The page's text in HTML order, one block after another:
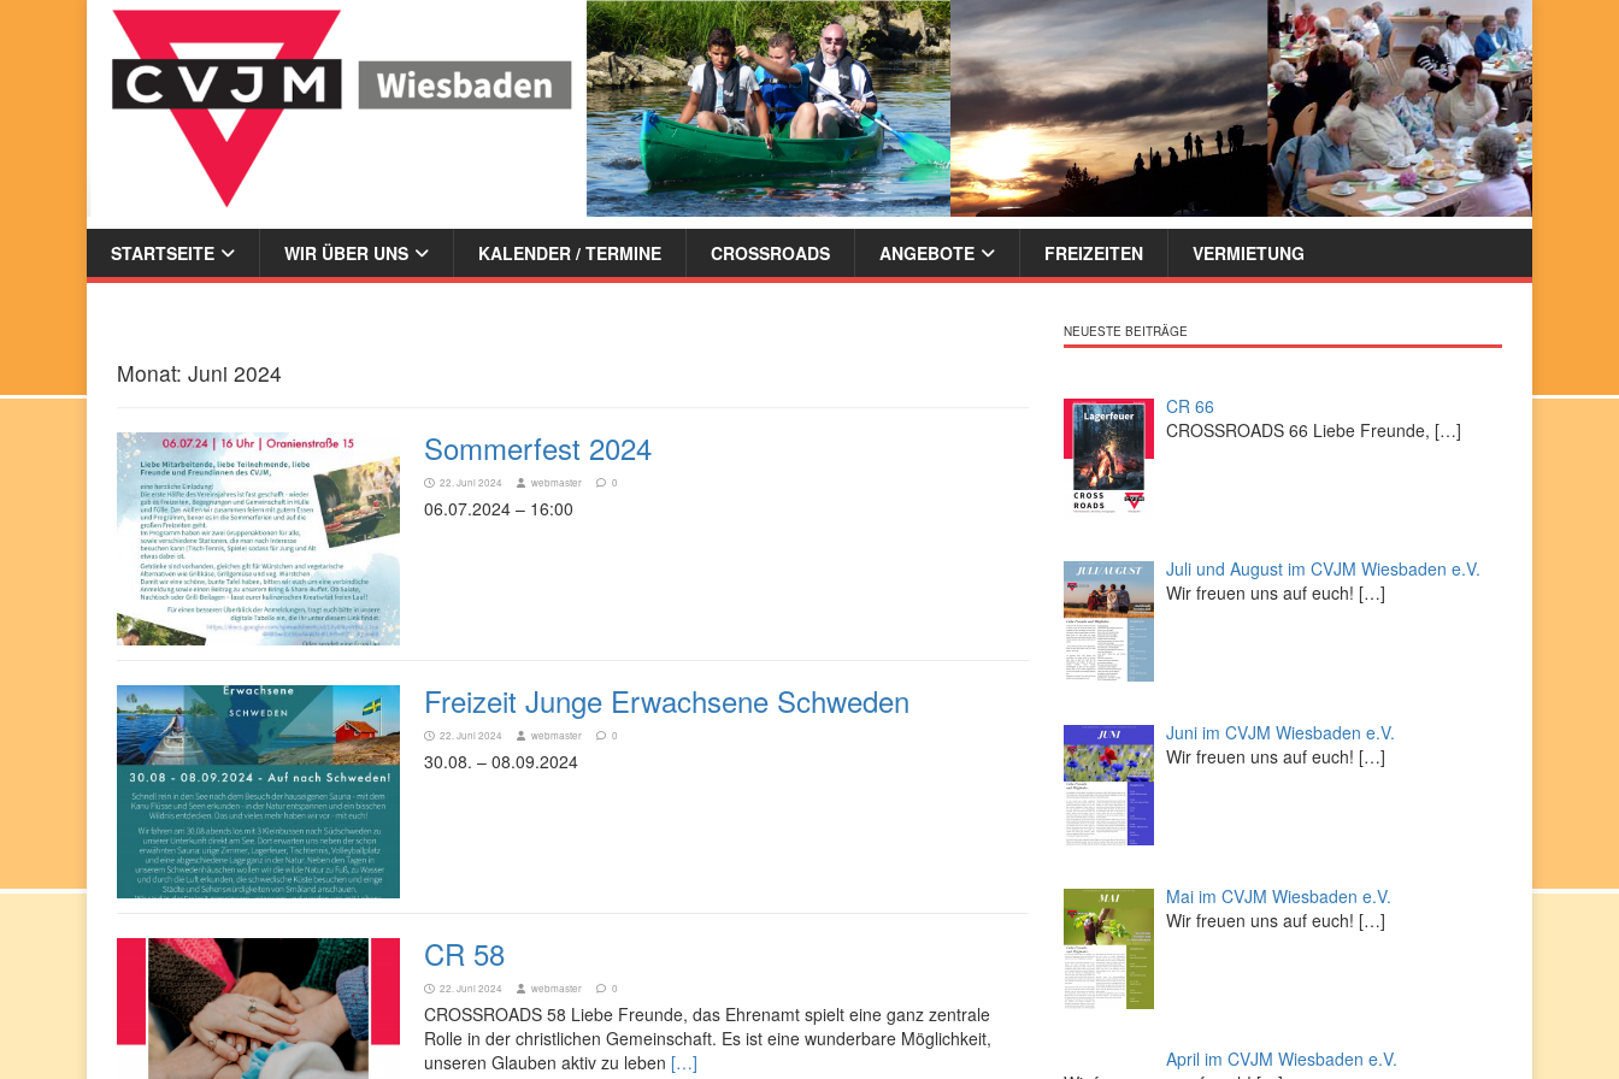
STARTSEITE WIR ÜBER UNS KALENDER / TERMINE CROSSROADS ANGEBOTE FREIZEITEN VERMIETUNG
Monat: Juni 2024
Sommerfest 2024
22. Juni 2024 webmaster 0
06.07.2024 – 16:00
Freizeit Junge Erwachsene Schweden
22. Juni 2024 webmaster 0
30.08. – 08.09.2024
CR 58
22. Juni 2024 webmaster 0
CROSSROADS 58 Liebe Freunde, das Ehrenamt spielt eine ganz zentrale
Rolle in der christlichen Gemeinschaft. Es ist eine wunderbare Möglichkeit,
unseren Glauben aktiv zu leben […]
NEUESTE BEITRÄGE
CR 66
CROSSROADS 66 Liebe Freunde, […]
Juli und August im CVJM Wiesbaden e.V.
Wir freuen uns auf euch! […]
Juni im CVJM Wiesbaden e.V.
Wir freuen uns auf euch! […]
Mai im CVJM Wiesbaden e.V.
Wir freuen uns auf euch! […]
April im CVJM Wiesbaden e.V.